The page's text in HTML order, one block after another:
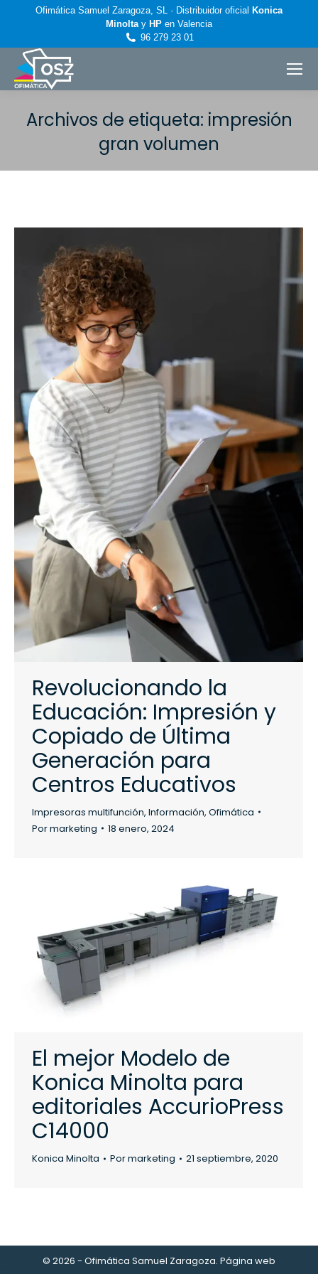
Ofimática Samuel Zaragoza, SL · Distribuidor oficial Konica
Minoltay HP en Valencia
96 279 23 01
Archivos de etiqueta: impresión
gran volumen
Revolucionando la
Educación: Impresión y
Copiado de Última
Generación para
Centros Educativos
Impresoras multifunción, Información, Ofimática
Pormarketing 18 enero, 2024
El mejor Modelo de
Konica Minolta para
editoriales AccurioPress
C14000
Konica Minolta Pormarketing 21 septiembre, 2020
© 2026 - Ofimática Samuel Zaragoza. Página web